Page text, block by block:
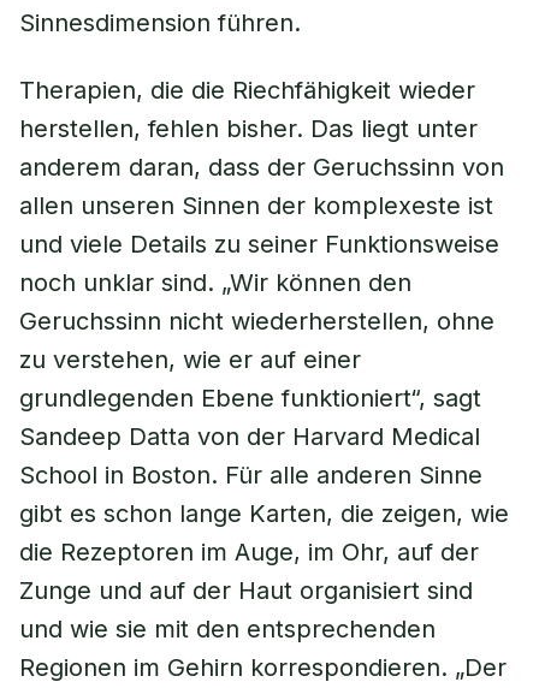
Sinnesdimension führen.
Therapien, die die Riechfähigkeit wieder
herstellen, fehlen bisher. Das liegt unter
anderem daran, dass der Geruchssinn von
allen unseren Sinnen der komplexeste ist
und viele Details zu seiner Funktionsweise
noch unklar sind. „Wir können den
Geruchssinn nicht wiederherstellen, ohne
zu verstehen, wie er auf einer
grundlegenden Ebene funktioniert“, sagt
Sandeep Datta von der Harvard Medical
School in Boston. Für alle anderen Sinne
gibt es schon lange Karten, die zeigen, wie
die Rezeptoren im Auge, im Ohr, auf der
Zunge und auf der Haut organisiert sind
und wie sie mit den entsprechenden
Regionen im Gehirn korrespondieren. „Der